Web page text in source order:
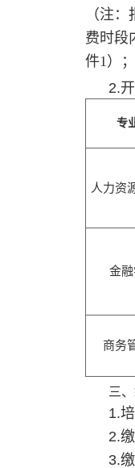
（注
费时段
件1）
；
2.
专
人力资
金
商务
三、
1.
2.
3.